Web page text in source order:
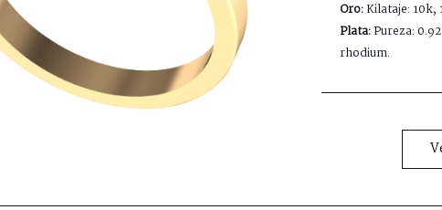
Oro:Kilataje:
Plata:Pureza:
rhodium.